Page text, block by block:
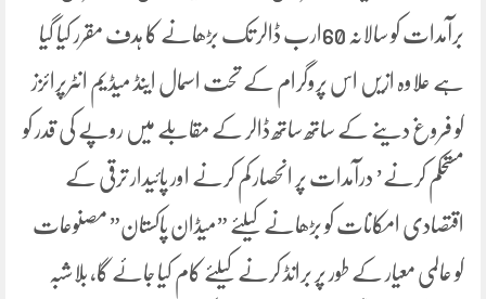
برآمدات کو سالانہ 60ارب ڈالر تک بڑھانے کا ہدف مقرر کیا گیا
ہے علاوہ ازیں اس پروگرام کے تحت اسمال اینڈ میڈیم انٹرپرائزز
کو فروغ دینے کے ساتھ ساتھ ڈالر کے مقابلے میں روپے کی قدر کو
مستحکم کرنے’ درآمدات پر انحصار کم کرنے اور پائیدار ترقی کے
اقتصادی امکانات کو بڑھانے کیلئے ”میڈان پاکستان” مصنوعات
کو عالمی معیار کے طور پر برانڈ کرنے کیلئے کام کیا جائے گا، بلاشبہ